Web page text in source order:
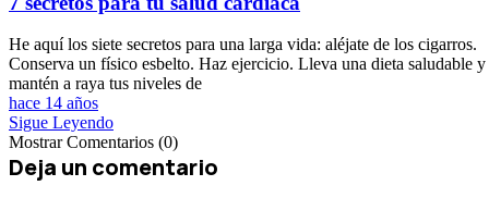
He aquí los siete secretos para una larga vida: aléjate de los cigarros.
Conserva un físico esbelto. Haz ejercicio. Lleva una dieta saludable y
mantén a raya tus niveles de
hace 14 años
Sigue Leyendo
Mostrar Comentarios (0)
Deja un comentario